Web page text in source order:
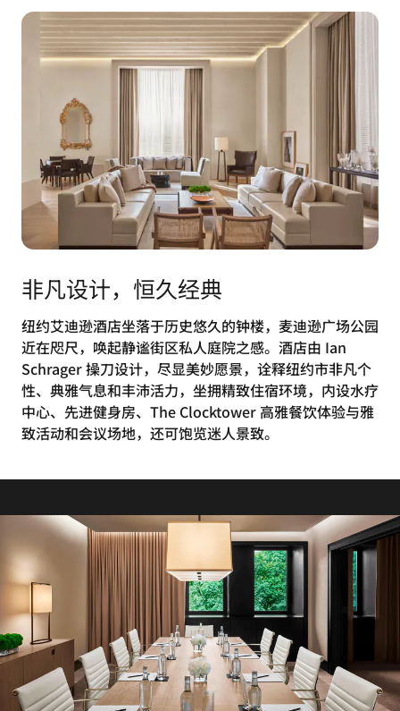
非凡设计，恒久经典
纽约艾迪逊酒店坐落于历史悠久的钟楼，麦迪逊广场公园
近在咫尺，唤起静谧街区私人庭院之感。酒店由 Ian
Schrager 操刀设计，尽显美妙愿景，诠释纽约市非凡个
性、典雅气息和丰沛活力，坐拥精致住宿环境，内设水疗
中心、先进健身房、The Clocktower 高雅餐饮体验与雅
致活动和会议场地，还可饱览迷人景致。